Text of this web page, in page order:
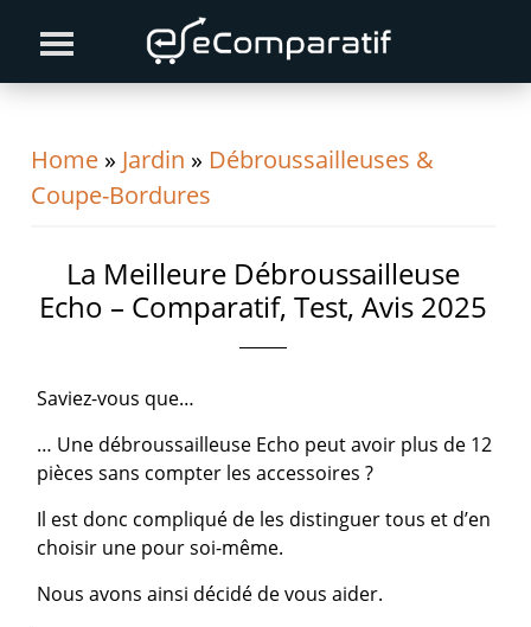
primary
content
primary
Home » Jardin » Débroussailleuses &
Coupe-Bordures
La Meilleure Débroussailleuse
Echo – Comparatif, Test, Avis 2025
Saviez-vous que…
… Une débroussailleuse Echo peut avoir plus de 12
pièces sans compter les accessoires ?
Il est donc compliqué de les distinguer tous et d’en
choisir une pour soi-même.
Nous avons ainsi décidé de vous aider.